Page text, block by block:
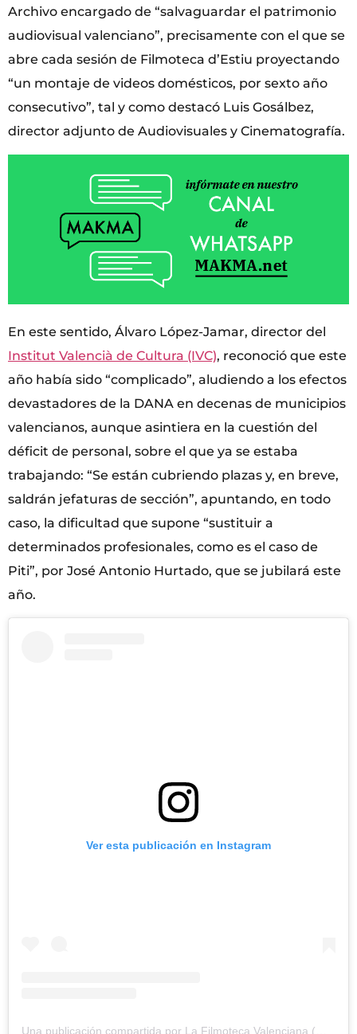
Archivo encargado de “salvaguardar el patrimonio
audiovisual valenciano”, precisamente con el que se
abre cada sesión de Filmoteca d’Estiu proyectando
“un montaje de videos domésticos, por sexto año
consecutivo”, tal y como destacó Luis Gosálbez,
director adjunto de Audiovisuales y Cinematografía.
En este sentido, Álvaro López-Jamar, director del
Institut Valencià de Cultura (IVC), reconoció que este
año había sido “complicado”, aludiendo a los efectos
devastadores de la DANA en decenas de municipios
valencianos, aunque asintiera en la cuestión del
déficit de personal, sobre el que ya se estaba
trabajando: “Se están cubriendo plazas y, en breve,
saldrán jefaturas de sección”, apuntando, en todo
caso, la dificultad que supone “sustituir a
determinados profesionales, como es el caso de
Piti”, por José Antonio Hurtado, que se jubilará este
año.
Ver esta publicación en Instagram